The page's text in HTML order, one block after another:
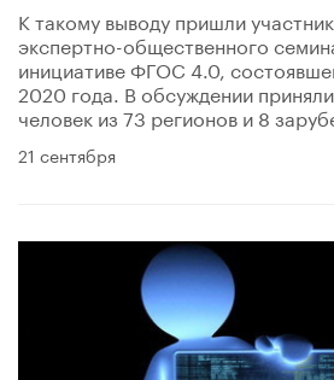
К такому выводу пришли
экспертно-общественного
инициативе ФГОС 4.0,
2020 года. В обсуждении
человек из 73 регионов и 8
21 сентября